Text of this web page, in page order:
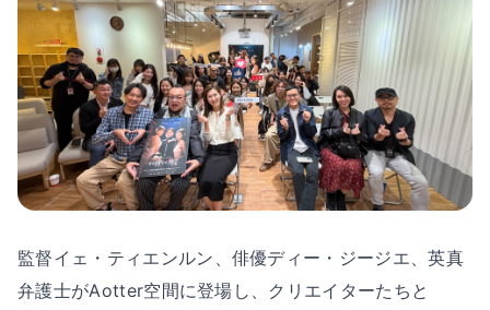
監督イェ・ティエンルン、俳優ディー・ジージエ、英真
弁護士がAotter空間に登場し、クリエイターたちと